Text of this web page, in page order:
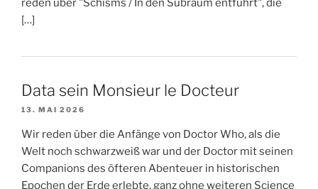
[…]
Data sein Monsieur le Docteur
13. MAI 2026
Wir reden über die Anfänge von Doctor Who, als die
Welt noch schwarzweiß war und der Doctor mit seinen
Companions des öfteren Abenteuer in historischen
Epochen der Erde erlebte, ganz ohne weiteren Science